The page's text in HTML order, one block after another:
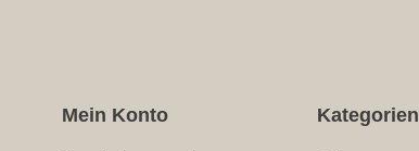
Mein Konto Kategorien